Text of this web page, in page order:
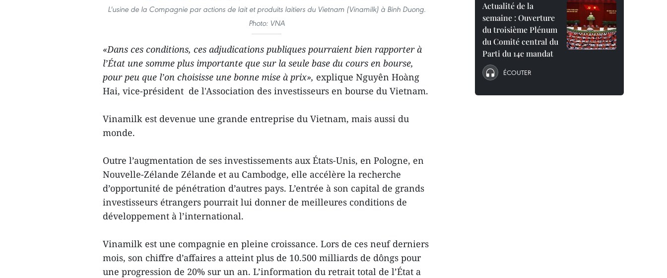
L'usine de la Compagnie par actions de lait et produits laitiers du Vietnam (Vinamilk) à Binh Duong.
Photo: VNA
«Dans ces conditions, ces adjudications publiques pourraient bien rapporter à
l’État une somme plus importante que sur la seule base du cours en bourse,
pour peu que l’on choisisse une bonne mise à prix», explique Nguyên Hoàng
Hai, vice-président de l'Association des investisseurs en bourse du Vietnam.
Vinamilk est devenue une grande entreprise du Vietnam, mais aussi du
monde.
Outre l’augmentation de ses investissements aux États-Unis, en Pologne, en
Nouvelle-Zélande Zélande et au Cambodge, elle accélère la recherche
d’opportunité de pénétration d’autres pays. L’entrée à son capital de grands
investisseurs étrangers pourrait lui donner de meilleures conditions de
développement à l’international.
Vinamilk est une compagnie en pleine croissance. Lors de ces neuf derniers
mois, son chiffre d’affaires a atteint plus de 10.500 milliards de dôngs pour
une progression de 20% sur un an. L’information du retrait total de l’État a
Actualité de la
semaine : Ouverture
du troisième Plénum
du Comité central du
Parti du 14e mandat
ÉCOUTER